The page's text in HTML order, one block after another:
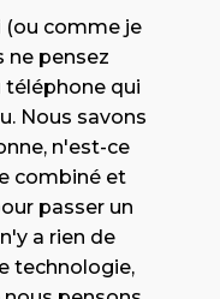
(ou comme je
ne pensez
qui
Nous savons
n'est-ce
combiné et
passer un
a rien de
technologie,